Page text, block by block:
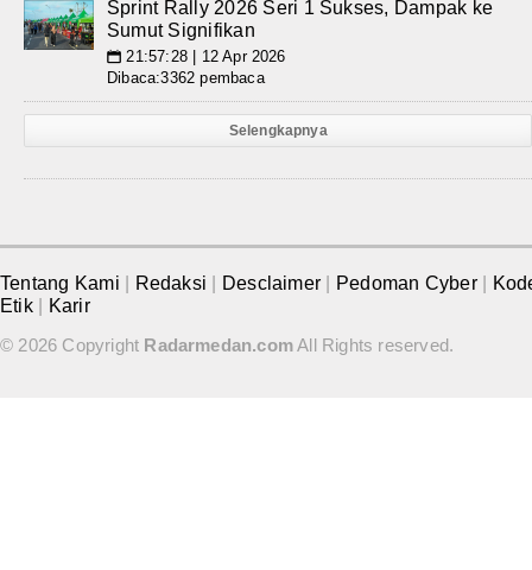
Sprint Rally 2026 Seri 1 Sukses, Dampak ke
Sumut Signifikan
📅 21:57:28 | 12 Apr 2026
Dibaca:3362 pembaca
Selengkapnya
Tentang Kami Redaksi Desclaimer Pedoman Cyber
Etik
Karir
© 2026 Copyright Radarmedan.comAll Rights reserved.